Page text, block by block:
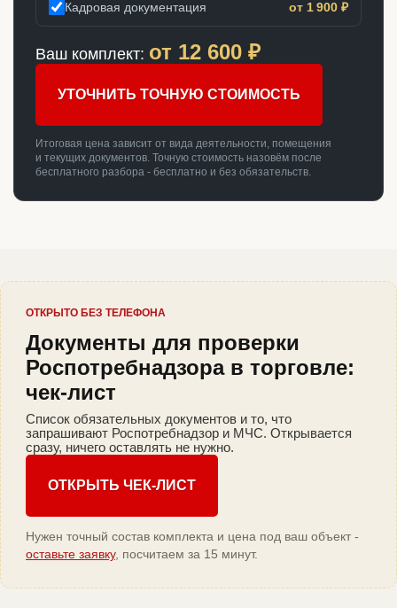
Кадровая документация от 1 900 ₽
Ваш комплект: от 12 600 ₽
УТОЧНИТЬ ТОЧНУЮ СТОИМОСТЬ
Итоговая цена зависит от вида деятельности, помещения
и текущих документов. Точную стоимость назовём после
бесплатного разбора - бесплатно и без обязательств.
ОТКРЫТО БЕЗ ТЕЛЕФОНА
Документы для проверки
Роспотребнадзора в торговле:
чек-лист
Список обязательных документов и то, что
запрашивают Роспотребнадзор и МЧС. Открывается
сразу, ничего оставлять не нужно.
ОТКРЫТЬ ЧЕК-ЛИСТ
Нужен точный состав комплекта и цена под ваш объект -
оставьте заявку, посчитаем за 15 минут.